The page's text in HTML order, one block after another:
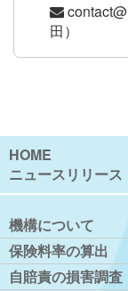
田）
HOME
ニュースリリース
機構について
保険料率の算出
自賠責の損害調査